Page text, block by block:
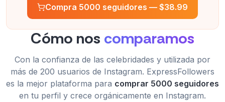
Compra 5000 seguidores — $38.99
Cómo nos comparamos
Con la confianza de las celebridades y utilizada por
más de 200 usuarios de Instagram. ExpressFollowers
es la mejor plataforma para comprar 5000 seguidores
en tu perfil y crece orgánicamente en Instagram.